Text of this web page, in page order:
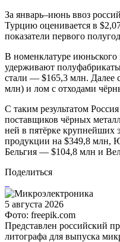
За январь–июнь ввоз
Турцию оценивается в
показатели первого
В номенклатуре
удерживают
стали — $165,3 млн. Далее
млн) и лом с отходами
С таким результатом
поставщиков чёрных
ней в пятёрке крупнейших
продукции на $349,8 млн,
Бельгия — $104,8 млн и
Поделиться
5 августа 2026
Фото: freepik.com
Представлен российский
литографа для выпуска